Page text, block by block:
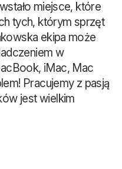
miejsce, które
tych, którym sprzęt
ekipa może
w
iMac, Mac
Pracujemy z pasją
jest wielkim